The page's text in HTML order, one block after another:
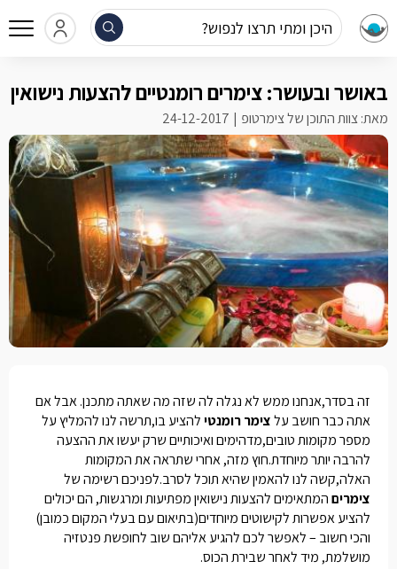
היכן ומתי תרצו לנפוש?
באושר ובעושר: צימרים רומנטיים להצעות נישואין
מאת: צוות התוכן של צימרטופ 24-12-2017
זה בסדר,אנחנו ממש לא נגלה לה שזה מה שאתה מתכנן.אבל אם
אתה כבר חושב עלצימר רומנטילהציע בו,תרשה לנו להמליץ על
מספר מקומות טובים,מדהימים ואיכותיים שרק יעשו את ההצעה
להרבה יותר מיוחדת.חוץ מזה,אחרי שתראה את המקומות
האלה,קשה לנו להאמין שהיא תוכל לסרב.לפניכם רשימה של
צימריםהמתאימים להצעות נישואין מפתיעות ומרגשות, הם יכולים
להציע אפשרות לקישוטים מיוחדים(בתיאום עם בעלי המקום כמובן)
והכי חשוב – לאפשר לכם להגיע אליהם שוב לחופשת פנטזיה
מושלמת, מיד לאחר שבירת הכוס.